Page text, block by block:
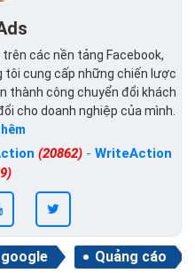
các nền tảng Facebook,
tôi cung cấp những chiến lược
thành công chuyển đổi khách
cho doanh nghiệp của mình.
(20862)- WriteAction
Quảng cáo